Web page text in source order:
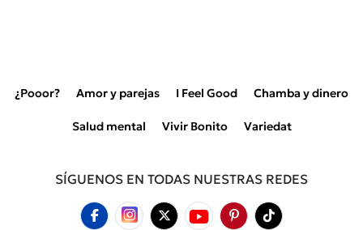
¿Pooor? Amor y parejas I Feel Good Chamba y dinero
Salud mental Vivir Bonito Variedat
SÍGUENOS EN TODAS NUESTRAS REDES